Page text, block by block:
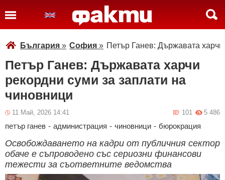
България » София » Петър Ганев: Държавата
Петър Ганев: Държавата харчи
рекордни суми за заплати на
чиновници
11 Май, 2026 14:41 5 486
101
петър ганев - администрация - чиновници - бюрокрация
Освобождаването на кадри от публичния сектор
обаче е съпроводено със сериозни финансови
тежести за съответните ведомства